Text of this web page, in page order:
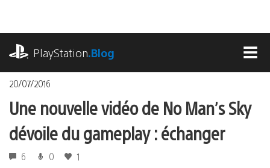
contenu
PlayStation.Blog
20/07/2016
Une nouvelle vidéo de No Man’s Sky
dévoile du gameplay : échanger
6 0 1